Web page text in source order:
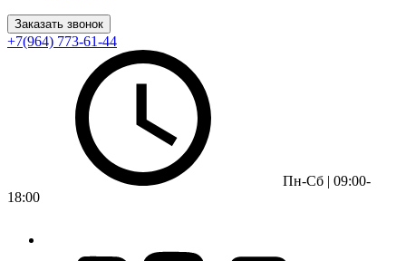
Заказать звонок
+7(964) 773-61-44
Пн-Сб | 09:00-
18:00